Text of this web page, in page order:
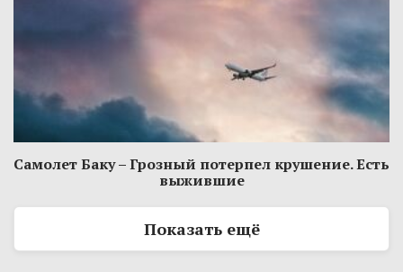
Самолет Баку – Грозный потерпел крушение. Есть
выжившие
Показать ещё